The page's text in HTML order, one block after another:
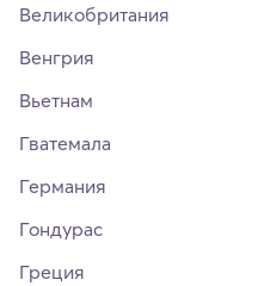
Великобритания
Венгрия
Вьетнам
Гватемала
Германия
Гондурас
Греция